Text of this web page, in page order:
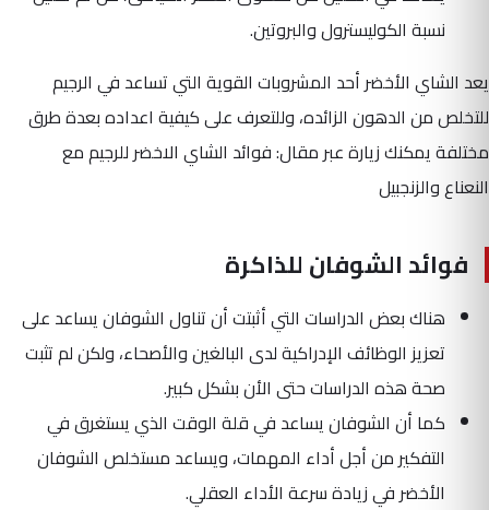
نسبة الكوليسترول والبروتين.
يعد الشاي الأخضر أحد المشروبات القوية التي تساعد في الرجيم
للتخلص من الدهون الزائده، وللتعرف على كيفية اعداده بعدة طرق
مختلفة يمكنك زيارة عبر مقال: فوائد الشاي الاخضر للرجيم مع
النعناع والزنجبيل
فوائد الشوفان للذاكرة
هناك بعض الدراسات التي أثبتت أن تناول الشوفان يساعد على
تعزيز الوظائف الإدراكية لدى البالغين والأصحاء، ولكن لم تثبت
صحة هذه الدراسات حتى الأن بشكل كبير.
كما أن الشوفان يساعد في قلة الوقت الذي يستغرق في
التفكير من أجل أداء المهمات، ويساعد مستخلص الشوفان
الأخضر في زيادة سرعة الأداء العقلي.